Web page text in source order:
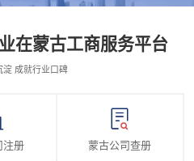
在蒙古工商服务平台
淀 成就行业口碑
注册 蒙古公司查册